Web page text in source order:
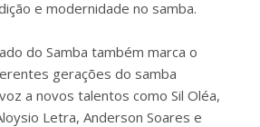
e modernidade no samba.
do Samba também marca o
gerações do samba
a novos talentos como Sil Oléa,
Letra, Anderson Soares e